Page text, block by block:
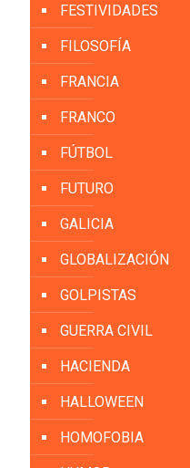
FESTIVIDADES
FILOSOFÍA
FRANCIA
FRANCO
FÚTBOL
FUTURO
GALICIA
GLOBALIZACIÓN
GOLPISTAS
GUERRA CIVIL
HACIENDA
HALLOWEEN
HOMOFOBIA